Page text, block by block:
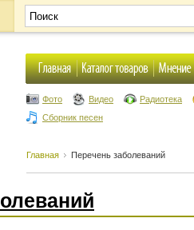
Фото Видео
Радиотека
Сборник песен
Главная Перечень заболеваний